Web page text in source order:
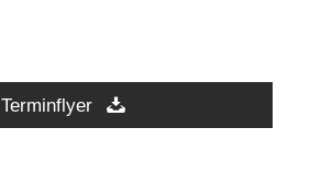
Terminflyer